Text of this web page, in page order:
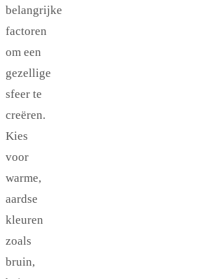
belangrijke
factoren
om een
gezellige
sfeer te
creëren.
Kies
voor
warme,
aardse
kleuren
zoals
bruin,